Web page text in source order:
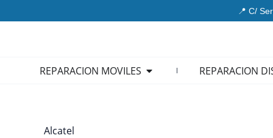
al
📍 C/
REPARACION MOVILES Open REPARACION
REPARACION
Alcatel